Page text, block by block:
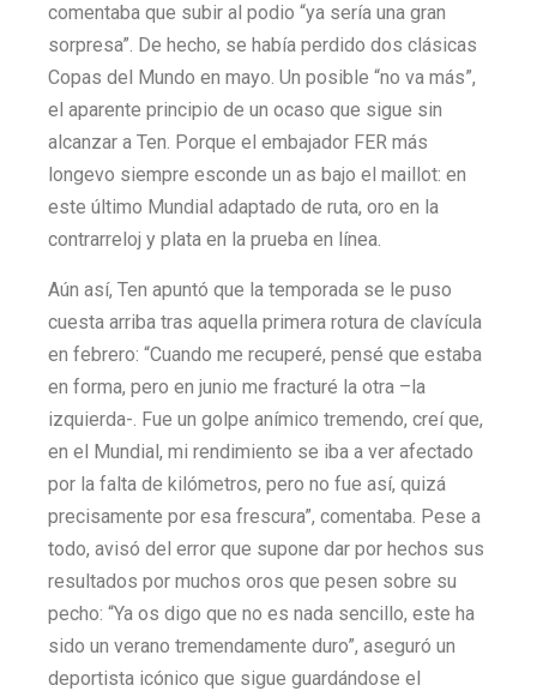
comentaba que subir al podio “ya sería una gran
sorpresa”. De hecho, se había perdido dos clásicas
Copas del Mundo en mayo. Un posible “no va más”,
el aparente principio de un ocaso que sigue sin
alcanzar a Ten. Porque el embajador FER más
longevo siempre esconde un as bajo el maillot: en
este último Mundial adaptado de ruta, oro en la
contrarreloj y plata en la prueba en línea.
Aún así, Ten apuntó que la temporada se le puso
cuesta arriba tras aquella primera rotura de clavícula
en febrero: “Cuando me recuperé, pensé que estaba
en forma, pero en junio me fracturé la otra –la
izquierda-. Fue un golpe anímico tremendo, creí que,
en el Mundial, mi rendimiento se iba a ver afectado
por la falta de kilómetros, pero no fue así, quizá
precisamente por esa frescura”, comentaba. Pese a
todo, avisó del error que supone dar por hechos sus
resultados por muchos oros que pesen sobre su
pecho: “Ya os digo que no es nada sencillo, este ha
sido un verano tremendamente duro”, aseguró un
deportista icónico que sigue guardándose el